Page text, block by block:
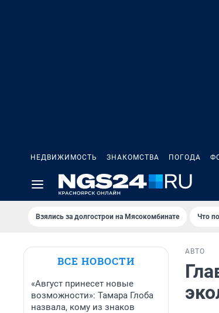
НЕДВИЖИМОСТЬ ЗНАКОМСТВА ПОГОДА
Взялись за долгострои на Мясокомбинате Что
ВСЕ НОВОСТИ
«Август принесет новые
возможности»: Тамара Глоба
назвала, кому из знаков
АВТО